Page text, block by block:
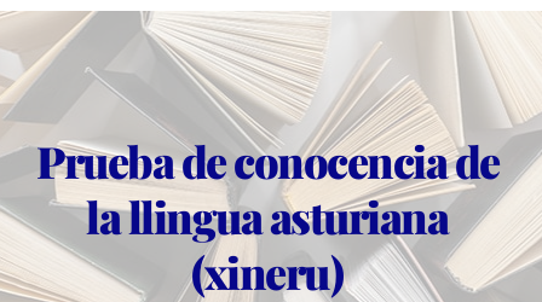
Prueba de conocencia de
la llingua asturiana
(xineru)